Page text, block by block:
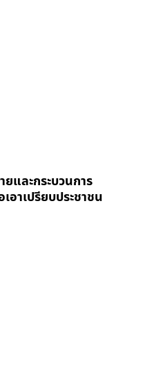
และกระบวนการ
อาเปรียบประชาชน